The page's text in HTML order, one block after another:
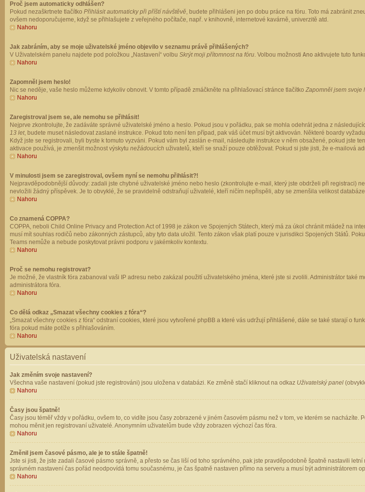
Proč jsem automaticky odhlášen?
Pokud nezaškrtnete tlačítko Přihlásit automaticky při příští návštěvě, budete přihlášeni jen po dobu práce na fóru. Toto má zabránit
ovšem nedoporučujeme, když se přihlašujete z veřejného počítače, např. v knihovně, internetové kavárně, univerzitě atd.
Nahoru
Jak zabráním, aby se moje uživatelské jméno objevilo v seznamu právě přihlášených?
V Uživatelském panelu najdete pod položkou „Nastavení“ volbu Skrýt moji přítomnost na fóru. Volbou možnosti Ano aktivujete tuto
Nahoru
Zapomněl jsem heslo!
Nic se neděje, vaše heslo můžeme kdykoliv obnovit. V tomto případě zmáčkněte na přihlašovací stránce tlačítko Zapomněl jsem svoje
Nahoru
Zaregistroval jsem se, ale nemohu se přihlásit!
Nejprve zkontrolujte, že zadáváte správné uživatelské jméno a heslo. Pokud jsou v pořádku, pak se mohla odehrát jedna z
13 let, budete muset následovat zaslané instrukce. Pokud toto není ten případ, pak váš účet musí být aktivován. Některé boardy
Když jste se registrovali, byli byste k tomuto vyzváni. Pokud vám byl zaslán e-mail, následujte instrukce v něm obsažené, pokud jste
aktivace používá, je zmenšit možnost výskytu nežádoucích uživatelů, kteří se snaží pouze obtěžovat. Pokud si jste jisti, že e-mailová
Nahoru
V minulosti jsem se zaregistroval, ovšem nyní se nemohu přihlásit?!
Nejpravděpodobnější důvody: zadali jste chybné uživatelské jméno nebo heslo (zkontrolujte e-mail, který jste obdrželi při registraci)
nevložili žádný příspěvek. Je to obvyklé, že se pravidelně odstraňují uživatelé, kteří ničím nepřispěli, aby se zmenšila velikost
Nahoru
Co znamená COPPA?
COPPA, neboli Child Online Privacy and Protection Act of 1998 je zákon ve Spojených Státech, který má za úkol chránit mládež na
musí mít souhlas rodičů nebo zákonných zástupců, aby tyto data uložil. Tento zákon však platí pouze v jurisdikci Spojených Států.
Teams nemůže a nebude poskytovat právni podporu v jakémkoliv kontextu.
Nahoru
Proč se nemohu registrovat?
Je možné, že vlastník fóra zabanoval vaši IP adresu nebo zakázal použití uživatelského jména, které jste si zvolili. Administrátor
administrátora fóra.
Nahoru
Co dělá odkaz „Smazat všechny cookies z fóra“?
„Smazat všechny cookies z fóra“ odstraní cookies, které jsou vytvořené phpBB a které vás udržují přihlášené, dále se také starají o
fóra pokud máte potíže s přihlašováním.
Nahoru
Uživatelská nastavení
Jak změním svoje nastavení?
Všechna vaše nastavení (pokud jste registrováni) jsou uložena v databázi. Ke změně stačí kliknout na odkaz Uživatelský panel
Nahoru
Časy jsou špatně!
Časy jsou téměř vždy v pořádku, ovšem to, co vidíte jsou časy zobrazené v jiném časovém pásmu než v tom, ve kterém se
mohou měnit jen registrovaní uživatelé. Anonymním uživatelům bude vždy zobrazen výchozí čas fóra.
Nahoru
Změnil jsem časové pásmo, ale je to stále špatně!
Jste si jisti, že jste zadali časové pásmo správně, a přesto se čas liší od toho správného, pak jste pravděpodobně špatně nastavili
správném nastavení čas pořád neodpovídá tomu současnému, je čas špatně nastaven přímo na serveru a musí být administrátorem
Nahoru